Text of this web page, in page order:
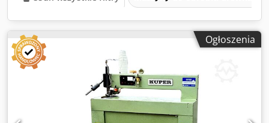
Ogłoszenia